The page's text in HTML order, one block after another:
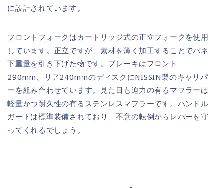
に設計されています。
フロントフォークはカートリッジ式の正立フォークを使用
しています。正立ですが、素材を薄く加工することでバネ
下重量を引き下げた物です。ブレーキはフロント
290mm、リア240mmのディスクにNISSIN製のキャリパ
ーを組み合わせています。見た目も迫力の有るマフラーは
軽量かつ耐久性の有るステンレスマフラーです。ハンドル
ガードは標準装備されており、不意の転倒からレバーを守
ってくれるでしょう。